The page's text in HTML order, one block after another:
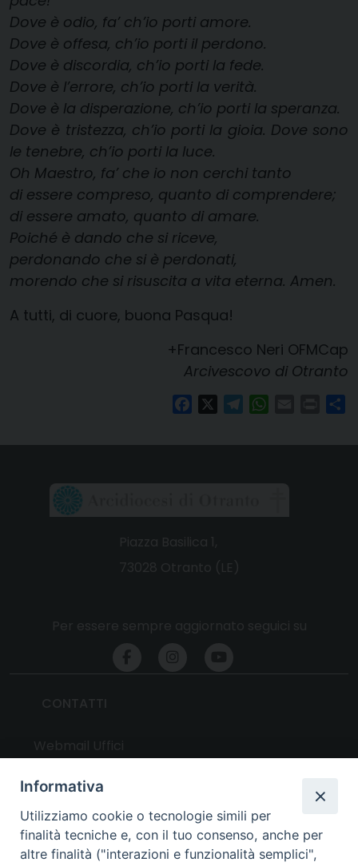
Dove è odio, fa’ ch’io porti amore.
Dove è offesa, ch’io porti il perdono.
Dove è discordia, ch’io porti la fede.
Dove è l’errore, ch’io porti la verità.
Dove è la disperazione, ch’io porti la speranza.
Dove è tristezza, ch’io porti la gioia. Dove sono
le tenebre, ch’io porti la luce.
Oh Maestro, fa’ che io non cerchi tanto
di essere compreso, quanto di comprendere;
di essere amato, quanto di amare.
Poiché è dando che si riceve,
perdonando che si è perdonati,
morendo che si risuscita a vita eterna. Amen.
A tutti, di cuore, buona Pasqua!
+Francesco Neri OFMCap
Arcivescovo di Otranto
FacebookTelegramWhatsAppPrint
UTILITY
News
Informativa
Utilizziamo cookie o tecnologie simili per
finalità tecniche e, con il tuo consenso, anche per
altre finalità ("interazioni e funzionalità semplici",